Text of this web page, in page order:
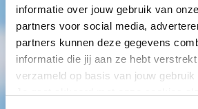
informatie over jouw gebruik van
partners voor social media,
partners kunnen deze gegevens
informatie die jij aan ze hebt
verzameld op basis van jouw
5 stappen om
complexiteit te